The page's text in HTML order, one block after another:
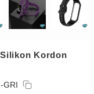
Kordon
GRI